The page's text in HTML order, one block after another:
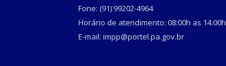
Fone: (91) 99202-4964
Horário de atendimento: 08:00h as 14:00h
E-mail: impp@portel.pa.gov.br